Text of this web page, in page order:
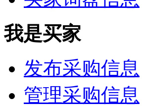
我是买家
发布采购信息
管理采购信息